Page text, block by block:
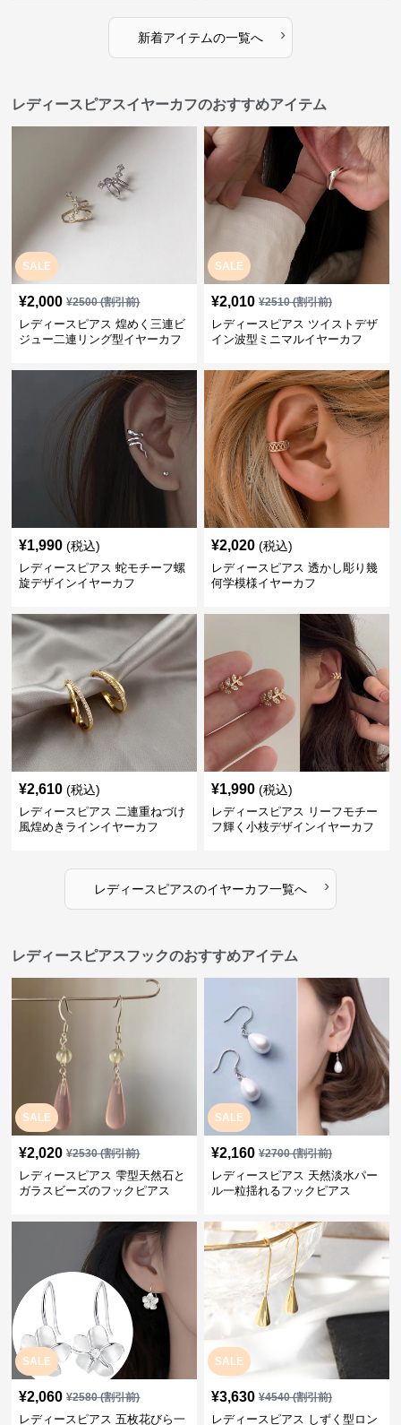
新着アイテムの一覧へ ›
レディースピアスイヤーカフのおすすめアイテム
SALE
¥2,000 ¥2500(割引前)
レディースピアス 煌めく三連ビ
ジュー二連リング型イヤーカフ
SALE
¥2,010 ¥2510(割引前)
レディースピアス ツイストデザ
イン波型ミニマルイヤーカフ
¥1,990 (税込)
レディースピアス 蛇モチーフ螺
旋デザインイヤーカフ
¥2,020 (税込)
レディースピアス 透かし彫り幾
何学模様イヤーカフ
¥2,610 (税込)
レディースピアス 二連重ねづけ
風煌めきラインイヤーカフ
¥1,990 (税込)
レディースピアス リーフモチー
フ輝く小枝デザインイヤーカフ
レディースピアスのイヤーカフ一覧へ ›
レディースピアスフックのおすすめアイテム
SALE
¥2,020 ¥2530(割引前)
レディースピアス 雫型天然石と
ガラスビーズのフックピアス
SALE
¥2,160 ¥2700(割引前)
レディースピアス 天然淡水パー
ル一粒揺れるフックピアス
SALE
¥2,060 ¥2580(割引前)
レディースピアス 五枚花びら一
SALE
¥3,630 ¥4540(割引前)
レディースピアス しずく型ロン